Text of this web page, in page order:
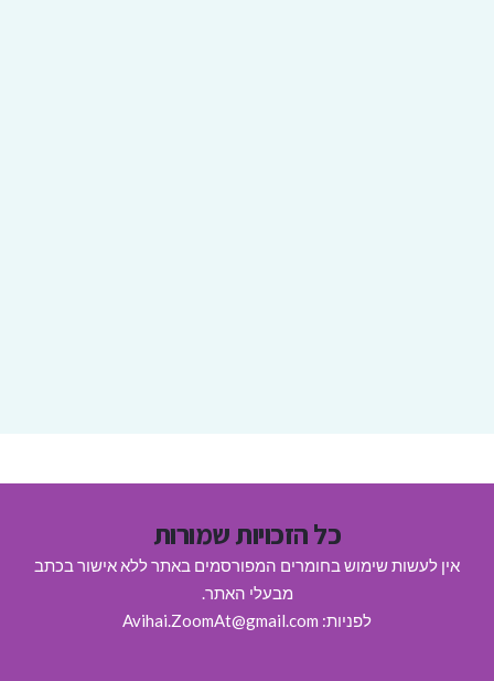
כל הזכויות שמורות
אין לעשות שימוש בחומרים המפורסמים באתר ללא אישור בכתב
מבעלי האתר.
לפניות: Avihai.ZoomAt@gmail.com